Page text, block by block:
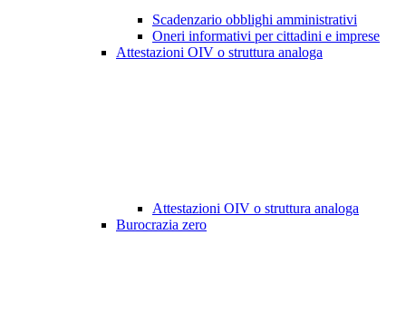
Scadenzario obblighi amministrativi
Oneri informativi per cittadini e imprese
Attestazioni OIV o struttura analoga
Attestazioni OIV o struttura analoga
Burocrazia zero